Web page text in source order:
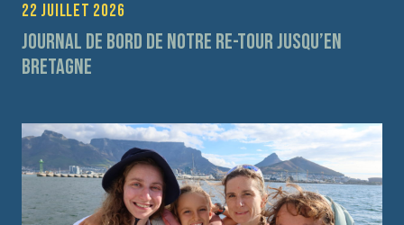
22 juillet 2026
Journal de bord de notre re-tour jusqu’en
Bretagne